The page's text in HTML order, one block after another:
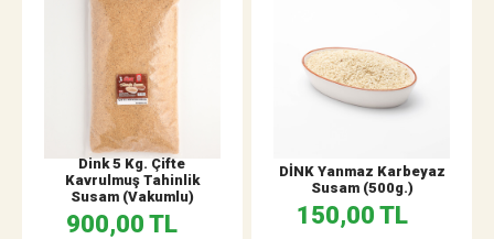
Dink 5 Kg. Çifte
Kavrulmuş Tahinlik
Susam (Vakumlu)
900,00 TL
DİNK Yanmaz Karbeyaz
Susam (500g.)
150,00 TL